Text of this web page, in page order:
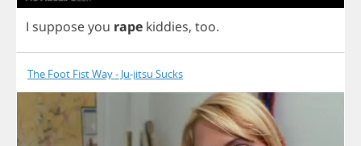
I supposeyou rape kiddies, too.
The Foot Fist Way - Ju-jitsu Sucks